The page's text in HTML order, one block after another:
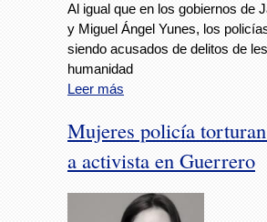
Al igual que en los gobiernos de
y Miguel Ángel Yunes, los
siendo acusados de delitos de
humanidad
Leer más
Mujeres policía
a activista en Guerrero